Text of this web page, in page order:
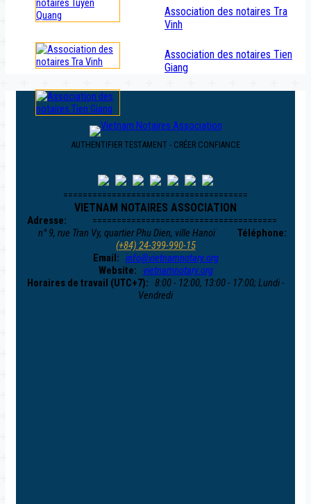
Association des notaires Tra
Vinh
Association des notaires Tien
Giang
AUTHENTIFIER TESTAMENT - CRÉER CONFIANCE
======================================
VIETNAM NOTAIRES ASSOCIATION
======================================
Adresse:
n° 9, rue Tran Vy, quartier Phu Dien, ville Hanoï
Téléphone:
(+84) 24-399-990-15
Email: info@vietnamnotary.org
Website:
vietnamnotary.org
Horaires de travail (UTC+7): 8:00 - 12:00, 13:00 - 17:00; Lundi -
Vendredi